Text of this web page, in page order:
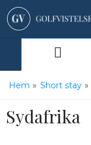
Hem » Short stay »
Sydafrika